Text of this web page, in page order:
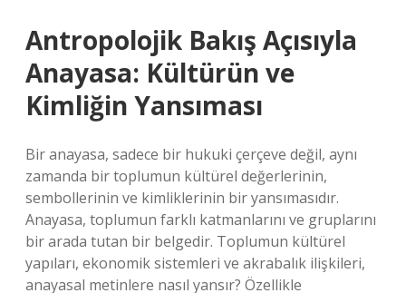
Antropolojik Bakış Açısıyla
Anayasa: Kültürün ve
Kimliğin Yansıması
Bir anayasa, sadece bir hukuki çerçeve değil, aynı
zamanda bir toplumun kültürel değerlerinin,
sembollerinin ve kimliklerinin bir yansımasıdır.
Anayasa, toplumun farklı katmanlarını ve gruplarını
bir arada tutan bir belgedir. Toplumun kültürel
yapıları, ekonomik sistemleri ve akrabalık ilişkileri,
anayasal metinlere nasıl yansır? Özellikle